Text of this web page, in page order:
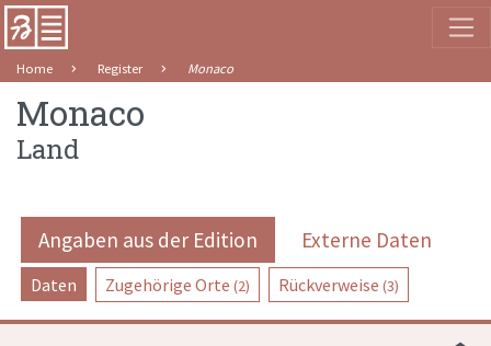
Home Register Monaco
Monaco
Land
Angaben aus der Edition Externe Daten
Daten Zugehörige Orte (2) Rückverweise (3)